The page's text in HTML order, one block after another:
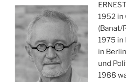
1952 in
(Banat/
1975 in
in
und
1988